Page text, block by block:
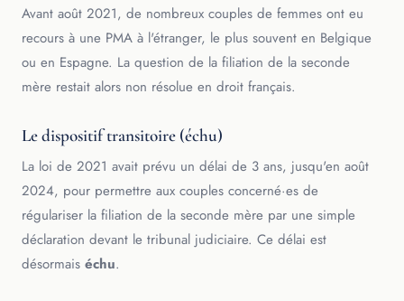
Avant août 2021, de nombreux couples de femmes ont eu
recours à une PMA à l'étranger, le plus souvent en Belgique
ou en Espagne. La question de la filiation de la seconde
mère restait alors non résolue en droit français.
Le dispositif transitoire (échu)
La loi de 2021 avait prévu un délai de 3 ans, jusqu'en août
2024, pour permettre aux couples concerné·es de
régulariser la filiation de la seconde mère par une simple
déclaration devant le tribunal judiciaire. Ce délai est
désormais échu.